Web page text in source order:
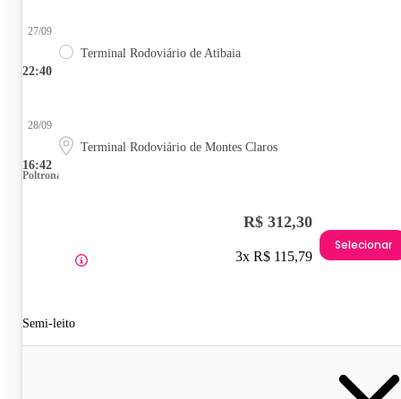
22:40
27/09
Terminal Rodoviário de Atibaia
16:42
28/09
Terminal Rodoviário de Montes Claros
Poltrona
Semi-leito
R$ 312,30
3x R$ 115,79
Selecionar